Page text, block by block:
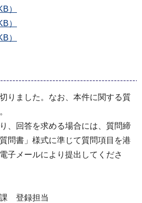
）
）
）
りました。なお、本件に関する質
、回答を求める場合には、質問締
問書」様式に準じて質問項目を港
子メールにより提出してくださ
登録担当